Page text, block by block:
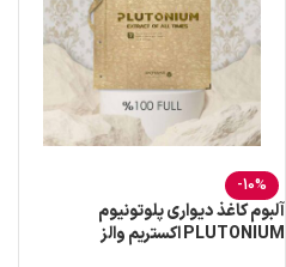
-10%
آلبوم کاغذ دیواری پلوتونیوم
PLUTONIUM اکستریم والز